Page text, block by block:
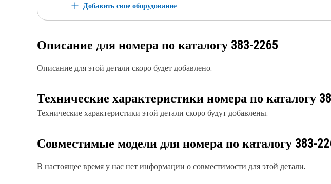
Добавить свое оборудование
Описание для номера по каталогу 383-2265
Описание для этой детали скоро будет добавлено.
Технические характеристики номера по каталогу
Технические характеристики этой детали скоро будут добавлены.
Совместимые модели для номера по каталогу 383-
В настоящее время у нас нет информации о совместимости для этой детали.